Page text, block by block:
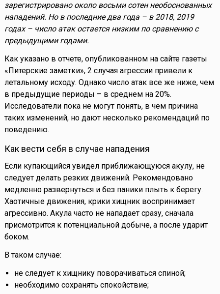
зарегистрировано около восьми сотен необоснованных
нападений. Но в последние два года – в 2018, 2019
годах – число атак остается низким по сравнению с
предыдущими годами.
Как указано в отчете, опубликованном на сайте газеты
«Питерские заметки», 2 случая агрессии привели к
летальному исходу. Однако число атак все же ниже, чем
в предыдущие периоды – в среднем на 20%.
Исследователи пока не могут понять, в чем причина
таких изменений, но дают несколько рекомендаций по
поведению.
Как вести себя в случае нападения
Если купающийся увидел приближающуюся акулу, не
следует делать резких движений. Рекомендовано
медленно развернуться и без паники плыть к берегу.
Хаотичные движения, крики хищник воспринимает
агрессивно. Акула часто не нападает сразу, сначала
присмотрится к потенциальной добыче, а после ударит
боком.
В таком случае:
не следует к хищнику поворачиваться спиной;
необходимо сохранять спокойствие;